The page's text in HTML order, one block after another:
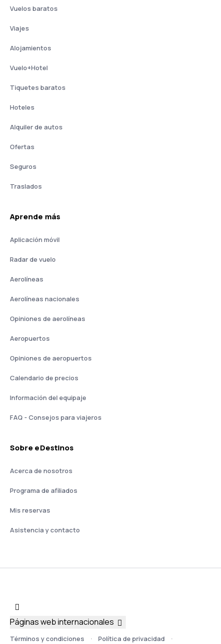
Vuelos baratos
Viajes
Alojamientos
Vuelo+Hotel
Tiquetes baratos
Hoteles
Alquiler de autos
Ofertas
Seguros
Traslados
Aprende más
Aplicación móvil
Radar de vuelo
Aerolíneas
Aerolíneas nacionales
Opiniones de aerolíneas
Aeropuertos
Opiniones de aeropuertos
Calendario de precios
Información del equipaje
FAQ - Consejos para viajeros
Sobre eDestinos
Acerca de nosotros
Programa de afiliados
Mis reservas
Asistencia y contacto
Términos y condiciones Política de privacidad
Páginas web internacionales